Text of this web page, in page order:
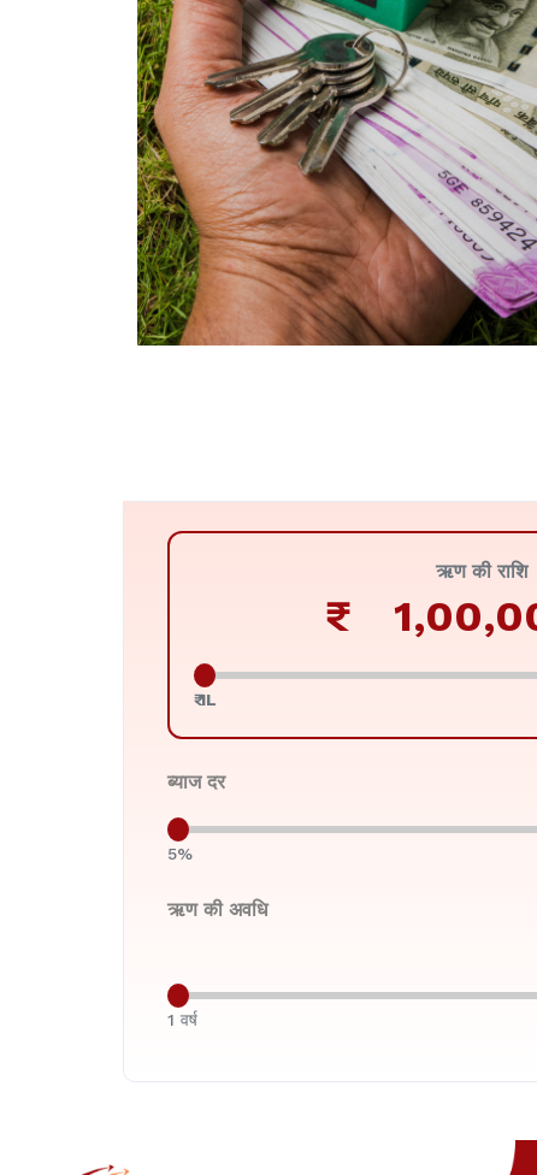
ऋण की राशि
₹
₹ 1L
ब्याज दर
5%
ऋण की अवधि
1 वर्ष